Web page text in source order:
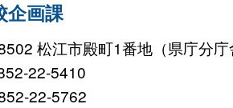
企画課
松江市殿町1番地（県庁分
22-5410
22-5762